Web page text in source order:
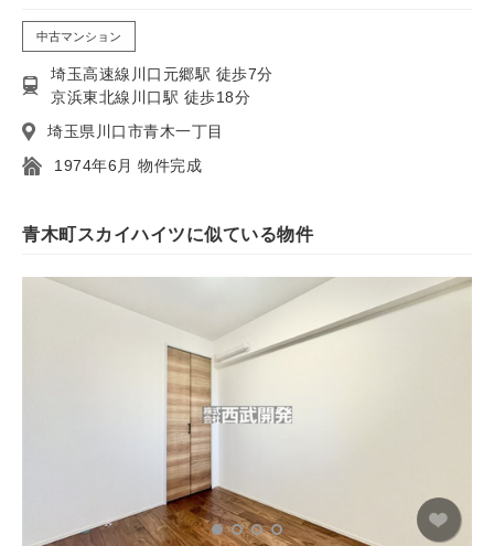
中古マンション
埼玉高速線川口元郷駅 徒歩7分
京浜東北線川口駅 徒歩18分
埼玉県川口市青木一丁目
1974年6月 物件完成
青木町スカイハイツに似ている物件